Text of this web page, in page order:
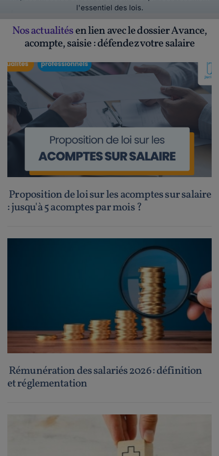
l'essentiel des lois.
Nos actualitésen lien avec le dossier Avance,
acompte, saisie : défendez votre salaire
Proposition de loi sur les acomptes sur salaire
: jusqu'à 5 acomptes par mois ?
Rémunération des salariés 2026 : définition
et réglementation